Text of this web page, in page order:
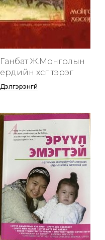
Ганбат Ж.Монголын
ердийн хөсөг тэрэг
Дэлгэрэнгүй